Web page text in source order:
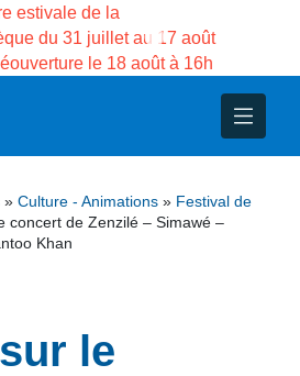
estivale de la
du 31 juillet au 17 août
le 18 août à 16h
» Culture - Animations » Festival de
concert de Zenzilé – Simawé –
Khan
le